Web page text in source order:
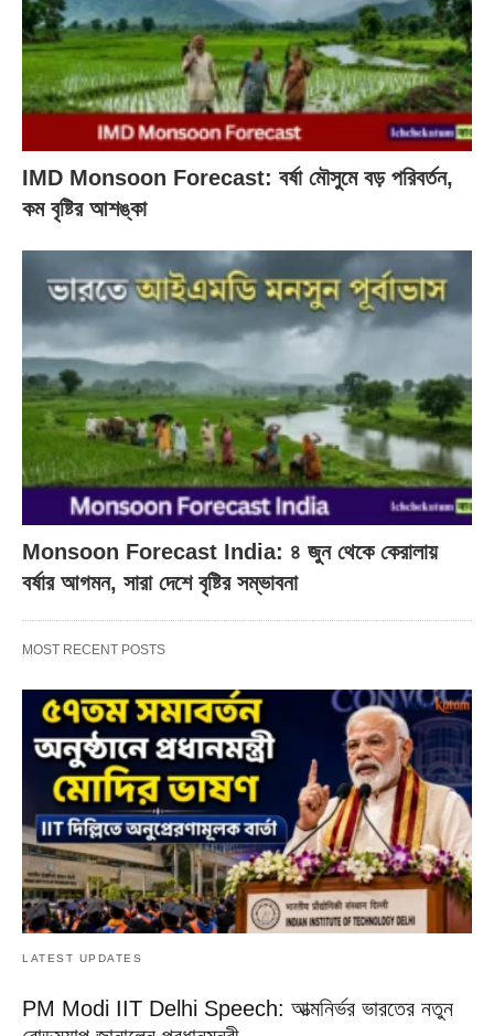
IMD Monsoon Forecast: বর্ষা মৌসুমে বড় পরিবর্তন,
কম বৃষ্টির আশঙ্কা
Monsoon Forecast India: ৪ জুন থেকে কেরালায়
বর্ষার আগমন, সারা দেশে বৃষ্টির সম্ভাবনা
MOST RECENT POSTS
LATEST UPDATES
PM Modi IIT Delhi Speech: আত্মনির্ভর ভারতের নতুন